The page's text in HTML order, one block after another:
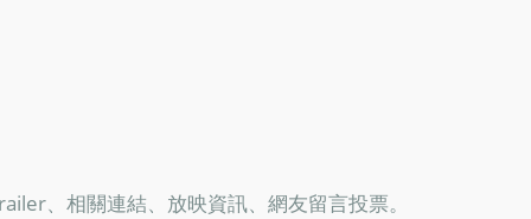
、相關連結、放映資訊、網友留言投票。